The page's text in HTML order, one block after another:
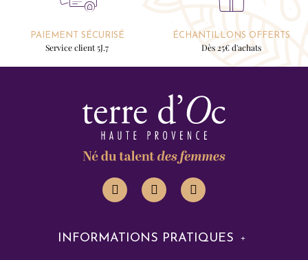
PAIEMENT SÉCURISÉ
Service client 5J.7
ÉCHANTILLONS OFFERTS
Dès 25€ d'achats
INFORMATIONS PRATIQUES